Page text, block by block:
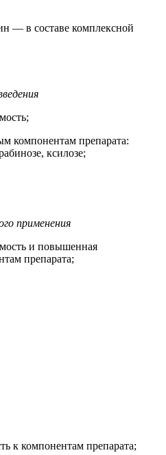
— в составе комплексной
компонентам препарата:
ксилозе;
применения
и повышенная
препарата;
к компонентам препарата;